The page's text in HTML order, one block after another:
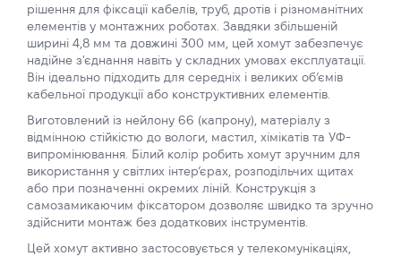
рішення для фіксації кабелів, труб, дротів і різноманітних
елементів у монтажних роботах. Завдяки збільшеній
ширині 4,8 мм та довжині 300 мм, цей хомут забезпечує
надійне з'єднання навіть у складних умовах експлуатації.
Він ідеально підходить для середніх і великих об’ємів
кабельної продукції або конструктивних елементів.
Виготовлений із нейлону 66 (капрону), матеріалу з
відмінною стійкістю до вологи, мастил, хімікатів та УФ-
випромінювання. Білий колір робить хомут зручним для
використання у світлих інтер’єрах, розподільчих щитах
або при позначенні окремих ліній. Конструкція з
самозамикаючим фіксатором дозволяє швидко та зручно
здійснити монтаж без додаткових інструментів.
Цей хомут активно застосовується у телекомунікаціях,